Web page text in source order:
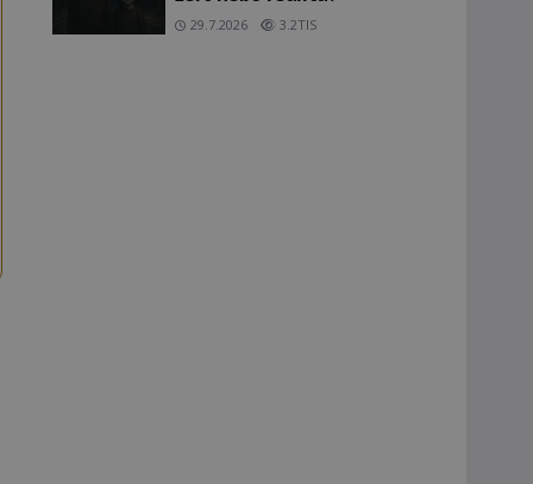
29.7.2026 3.2TIS